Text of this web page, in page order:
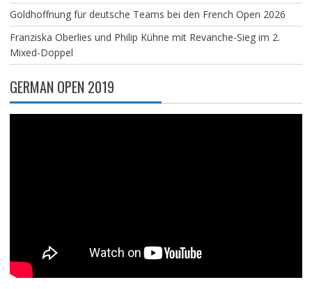
Goldhoffnung für deutsche Teams bei den French Open 2026
Franziska Oberlies und Philip Kühne mit Revanche-Sieg im 2.
Mixed-Doppel
GERMAN OPEN 2019